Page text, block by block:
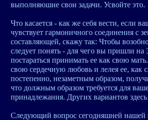
выполняюшие свои задачи. Усвойте это.
Что касается - как же себя вести, если
чувствует гармоничного соединения с
составляющей, скажу так: Чтобы
следует понять - для чего вы пришли на
постараться принимать ее как свою
свою сердечную любовь и лелея ее, как
постепенно, незаметным образом,
что должным образом требуется для
принадлежания. Других вариантов здесь
Следующий вопрос сегодняшней нашей